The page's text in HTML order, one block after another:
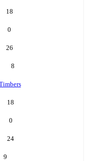
18
0
26
8
18
0
24
9